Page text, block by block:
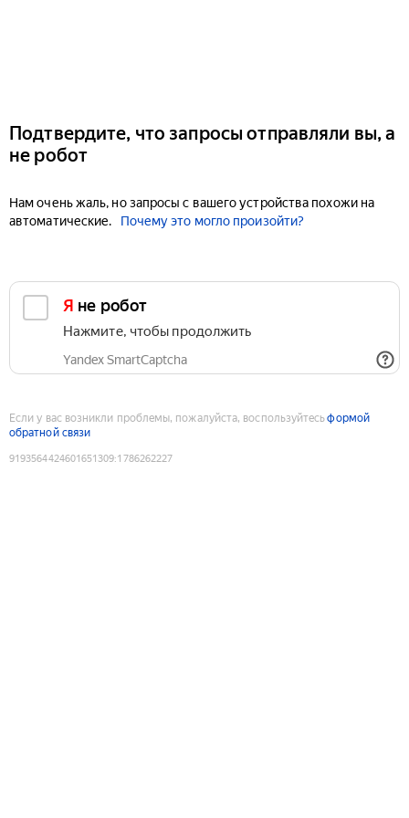
Подтвердите, что запросы отправляли вы, а
не робот
Нам очень жаль, но запросы с вашего устройства похожи на
автоматические.
Почему это могло произойти?
Я не робот
Нажмите, чтобы продолжить
Yandex SmartCaptcha
Если у вас возникли проблемы, пожалуйста, воспользуйтесьформой
обратной связи
9193564424601651309:1786262227